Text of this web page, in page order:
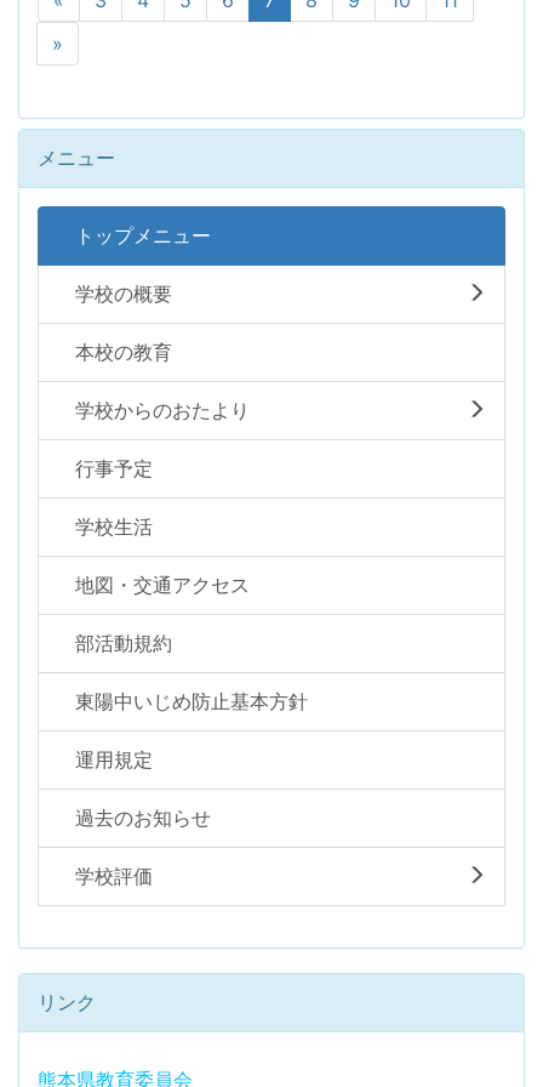
»
メニュー
トップメニュー
学校の概要
本校の教育
学校からのおたより
行事予定
学校生活
地図・交通アクセス
部活動規約
東陽中いじめ防止基本方針
運用規定
過去のお知らせ
学校評価
リンク
熊本県教育委員会